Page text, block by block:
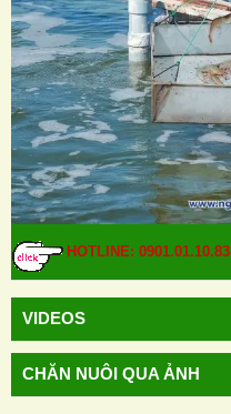
HOTLINE: 0901.01.10.83
VIDEOS
CHĂN NUÔI QUA ẢNH